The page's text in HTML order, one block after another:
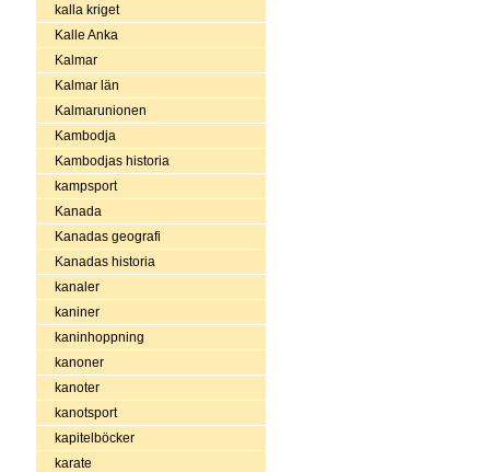
kalla kriget
Kalle Anka
Kalmar
Kalmar län
Kalmarunionen
Kambodja
Kambodjas historia
kampsport
Kanada
Kanadas geografi
Kanadas historia
kanaler
kaniner
kaninhoppning
kanoner
kanoter
kanotsport
kapitelböcker
karate